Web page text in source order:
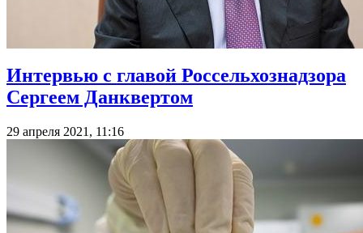
Интервью с главой Россельхознадзора
Сергеем Данквертом
29 апреля 2021, 11:16